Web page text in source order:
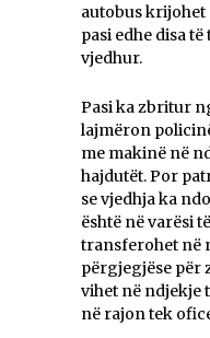
autobus krijohet
pasi edhe disa
vjedhur.
Pasi ka zbritur
lajmëron
me makinë në
hajdutët. Por
se vjedhja ka
është në varësi
transferohet në
përgjegjëse për
vihet në ndjekje
në rajon tek